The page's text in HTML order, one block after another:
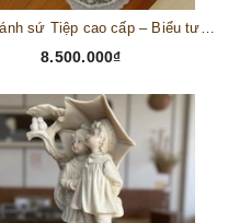
8.500.000₫